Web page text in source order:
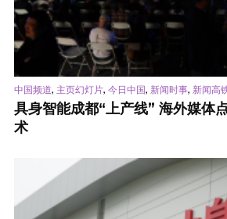
中国频道, 主页幻灯片, 今日中国, 新闻时事, 新闻高
具身智能成都“上产线” 海外媒体
术